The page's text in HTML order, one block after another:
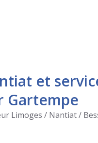
et
Gartempe
Limoges / Nantiat /